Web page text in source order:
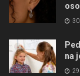
na